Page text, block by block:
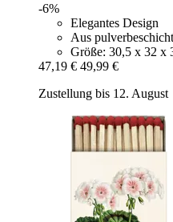
-6%
Elegantes Design
Aus
Größe: 30,5 x 32 x
47,19 € 49,99 €
Zustellung bis 12. August